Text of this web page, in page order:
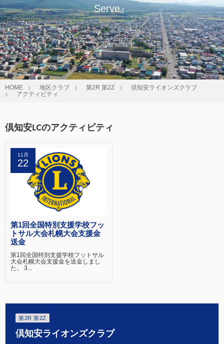
Serve』
HOME 地区クラブ 第2R 第2Z
倶知安ライオンズクラブ
アクティビティ
倶知安LCのアクティビティ
11月
22
第1回全国特別支援学校フッ
トサル大会札幌大会支援金
送金
第1回全国特別支援学校フットサル
大会札幌大会支援金を送金しまし
た。 3...
第2R 第2Z
倶知安ライオンズクラブ